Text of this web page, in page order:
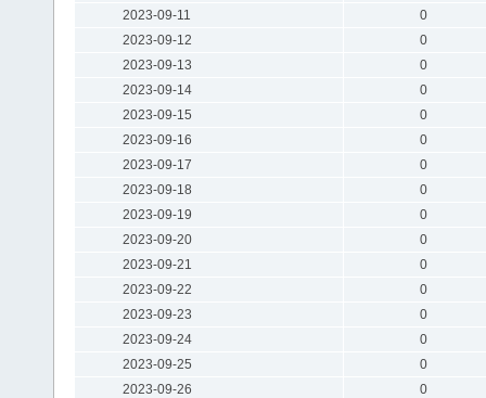
2023-09-11
0
2023-09-12
0
2023-09-13
0
2023-09-14
0
2023-09-15
0
2023-09-16
0
2023-09-17
0
2023-09-18
0
2023-09-19
0
2023-09-20
0
2023-09-21
0
2023-09-22
0
2023-09-23
0
2023-09-24
0
2023-09-25
0
2023-09-26
0